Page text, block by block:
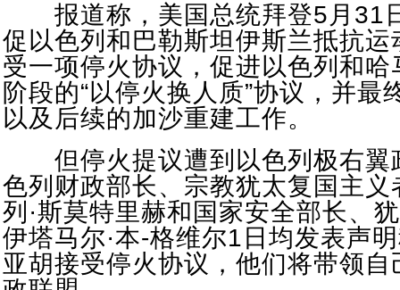
报道称，美国总统拜登5月31
促以色列和巴勒斯坦伊斯兰抵抗
受一项停火协议，促进以色列和
阶段的“以停火换人质”协议，并最
以及后续的加沙重建工作。
但停火提议遭到以色列极右翼
色列财政部长、宗教犹太复国主
列·斯莫特里赫和国家安全部长、
伊塔马尔·本-格维尔1日均发表声
亚胡接受停火协议，他们将带领